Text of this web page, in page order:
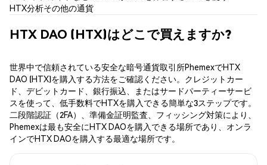
HTX分析その他の通貨
HTX DAO (HTX)はどこで買えますか?
世界中で信頼されている安全な暗号通貨取引所PhemexでHTX
DAO (HTX)を購入する方法をご確認ください。クレジットカー
ド、デビットカード、銀行振込、またはサードパーティーサービ
スを使って、低手数料でHTXを購入できる簡単な3ステップです。
二段階認証（2FA）、準備金証明監査、フィッシング対策により、
Phemexは最も安全にHTX DAOを購入できる場所であり、オンラ
インでHTX DAOを購入する最適な場所です。